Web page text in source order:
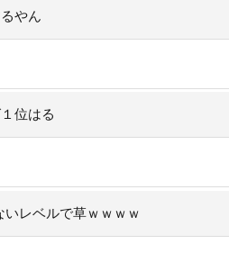
やん
位はる
いレベルで草ｗｗｗｗ